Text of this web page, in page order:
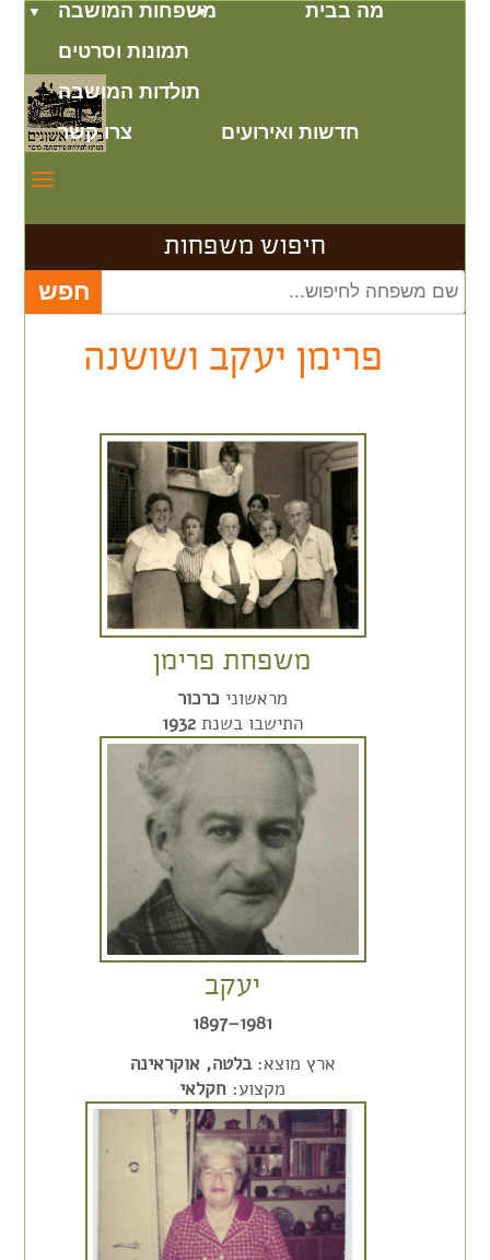
מה בבית
משפחות המושבה
תמונות וסרטים
תולדות המושבה
חדשות ואירועים
צרו קשר
חיפוש משפחות
פרימן יעקב ושושנה
משפחת פרימן
מראשוני כרכור
התישבו בשנת 1932
יעקב
1981–1897
ארץ מוצא:בלטה, אוקראינה
מקצוע: חקלאי